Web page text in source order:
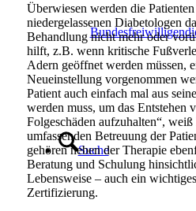
Suche
Überwiesen werden die
niedergelassenen Diabetologen
Behandlung nicht mehr oder
hilft, z.B. wenn kritische
Adern geöffnet werden müssen,
Neueinstellung vorgenommen
Patient auch einfach mal aus
werden muss, um das Entstehen
Folgeschäden aufzuhalten“,
umfassenden Betreuung der
gehören neben der Therapie
Beratung und Schulung
Lebensweise – auch ein
Zertifizierung.